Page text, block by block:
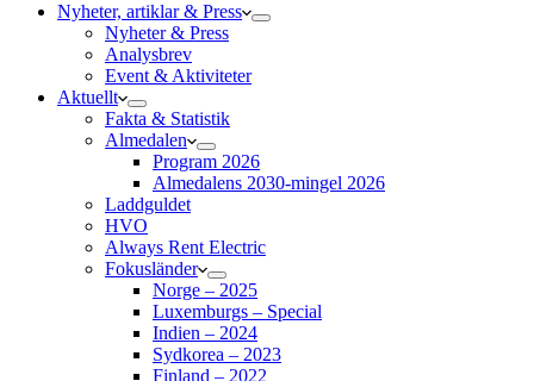
Nyheter, artiklar & Press
Nyheter & Press
Analysbrev
Event & Aktiviteter
Aktuellt
Fakta & Statistik
Almedalen
Program 2026
Almedalens 2030-mingel 2026
Laddguldet
HVO
Always Rent Electric
Fokusländer
Norge – 2025
Luxemburgs – Special
Indien – 2024
Sydkorea – 2023
Finland – 2022